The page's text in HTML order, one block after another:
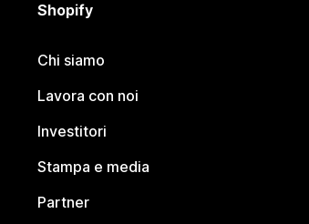
Shopify
Chi siamo
Lavora con noi
Investitori
Stampa e media
Partner